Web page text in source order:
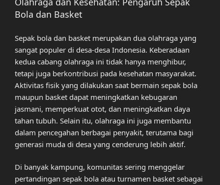
Bola dan Basket
Sepak bola dan basket merupakan dua olahraga yang
sangat populer di desa-desa Indonesia. Keberadaan
kedua cabang olahraga ini tidak hanya menghibur,
tetapi juga berkontribusi pada kesehatan masyarakat.
Aktivitas fisik yang dilakukan saat bermain sepak bola
maupun basket dapat meningkatkan kebugaran
jasmani, memperkuat otot, dan meningkatkan daya
tahan tubuh. Selain itu, olahraga ini juga membantu
dalam pencegahan berbagai penyakit, terutama bagi
generasi muda di desa yang cenderung lebih aktif.
Di banyak kampung, komunitas sering menggelar
pertandingan sepak bola atau turnamen basket sebagai